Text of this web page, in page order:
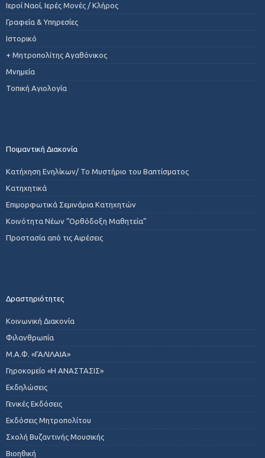
Ιεροί Ναοί, Ιερές Μονές / Κλήρος
Γραφεία & Υπηρεσίες
Ιστορικό
+ Μητροπολίτης Αγαθόνικος
Μνημεία
Τοπική Αγιολογία
Ποιμαντική Διακονία
Κατήχηση Ενηλίκων/ Το Μυστήριο του Βαπτίσματος
Κατηχητικά
Επιμορφωτικά Σεμινάρια Κατηχητών
Κοινότητα Νέων “Ορθόδοξη Μαθητεία”
Προστασία από τις Αιρέσεις
Δραστηριότητες
Κοινωνική Διακονία
Φιλανθρωπία
Μ.Α.Φ. «ΓΑΛΙΛΑΙΑ»
Γηροκομείο «Η ΑΝΑΣΤΑΣΙΣ»
Εκδηλώσεις
Γενικές Εκδόσεις
Εκδόσεις Μητροπολίτου
Σχολή Βυζαντινής Μουσικής
Βιοηθική